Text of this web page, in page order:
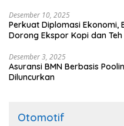
Desember 10, 2025
Perkuat Diplomasi Ekonomi,
Dorong Ekspor Kopi dan
Desember 3, 2025
Asuransi BMN Berbasis
Diluncurkan
Otomotif